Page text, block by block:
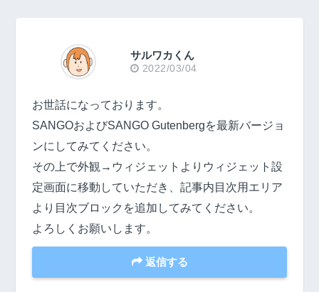
サルワカくん
2022/03/04
お世話になっております。
SANGOおよびSANGO Gutenbergを最新バージョ
ンにしてみてください。
その上で外観→ウィジェットよりウィジェット設
定画面に移動していただき、記事内目次用エリア
より目次ブロックを追加してみてください。
よろしくお願いします。
返信する